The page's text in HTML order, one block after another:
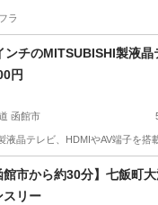
ラ
ンチのMITSUBISHI製液晶
円
函館市
液晶テレビ、HDMIやAV端子を
テレビ 22インチ
館市から約30分】七飯
スリー